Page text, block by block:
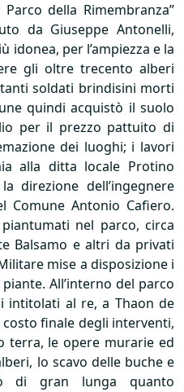
della Rimembranza”
da Giuseppe Antonelli,
idonea, per l’ampiezza e la
gli oltre trecento alberi
soldati brindisini morti
quindi acquistò il suolo
per il prezzo pattuito di
dei luoghi; i lavori
alla ditta locale Protino
direzione dell’ingegnere
Comune Antonio Cafiero.
nel parco, circa
Balsamo e altri da privati
mise a disposizione i
All’interno del parco
intitolati al re, a Thaon de
costo finale degli interventi,
terra, le opere murarie ed
lo scavo delle buche e
di gran lunga quanto